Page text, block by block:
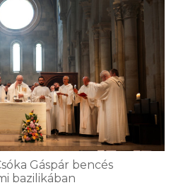
Gáspár bencés
bazilikában